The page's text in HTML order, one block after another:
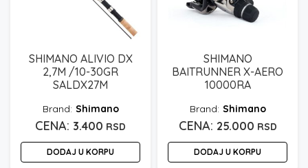
SHIMANO ALIVIO DX
2,7M /10-30GR
SALDX27M
Shimano
3.400 RSD
DODAJ U KORPU
SHIMANO
BAITRUNNER X-AERO
10000RA
Shimano
25.000 RSD
DODAJ U KORPU